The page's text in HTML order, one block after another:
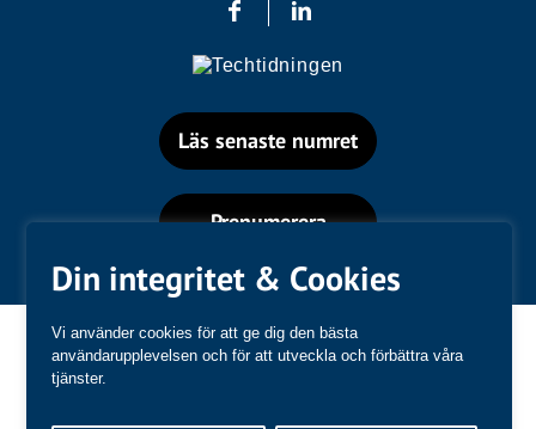
Din integritet & Cookies
Vi använder cookies för att ge dig den bästa
användarupplevelsen och för att utveckla och förbättra våra
tjänster.
Läs senaste numret
Prenumerera